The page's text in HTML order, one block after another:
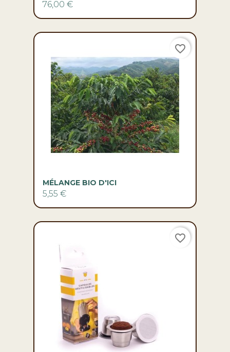
76,00 €
MÉLANGE BIO D'ICI
5,55 €
favorite_border
favorite_border